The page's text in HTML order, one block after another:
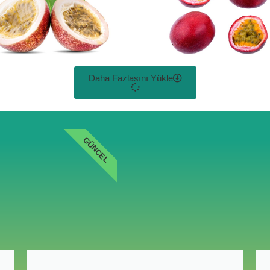
Daha Fazlasını Yükle
GÜNCEL